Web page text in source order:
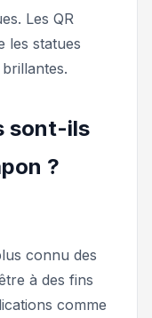
Les QR
les statues
sont-ils
?
connu des
à des fins
comme